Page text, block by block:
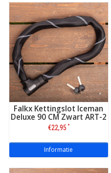
Falkx Kettingslot Iceman
Deluxe 90 CM Zwart ART-2
€22,95 *
Informatie